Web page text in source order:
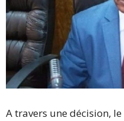
A travers une décision,